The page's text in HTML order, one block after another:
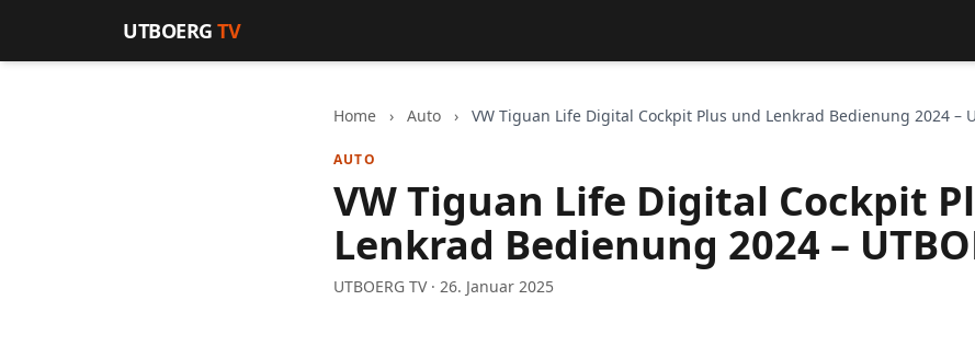
UTBOERGTV
Home › Auto › VW Tiguan Life Digital Cockpit Plus und Lenkrad Bedienung 2024 –
AUTO
VW Tiguan Life Digital Cockpit
Lenkrad Bedienung 2024 –
UTBOERG TV · 26. Januar 2025